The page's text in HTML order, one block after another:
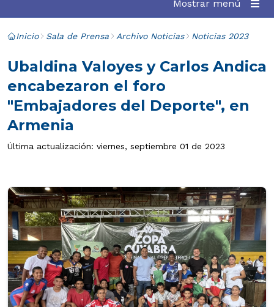
Mostrar menú
Inicio Sala de Prensa Archivo Noticias Noticias 2023
Ubaldina Valoyes y Carlos Andica
encabezaron el foro
"Embajadores del Deporte", en
Armenia
Última actualización: viernes, septiembre 01 de 2023